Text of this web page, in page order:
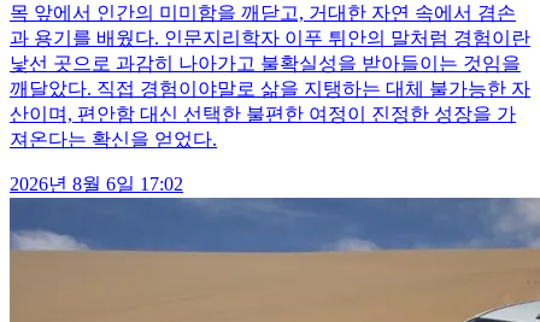
목 앞에서 인간의 미미함을 깨닫고, 거대한 자연 속에서 겸손
과 용기를 배웠다. 인문지리학자 이푸 튀안의 말처럼 경험이란
낯선 곳으로 과감히 나아가고 불확실성을 받아들이는 것임을
깨달았다. 직접 경험이야말로 삶을 지탱하는 대체 불가능한 자
산이며, 편안함 대신 선택한 불편한 여정이 진정한 성장을 가
져온다는 확신을 얻었다.
2026년 8월 6일 17:02